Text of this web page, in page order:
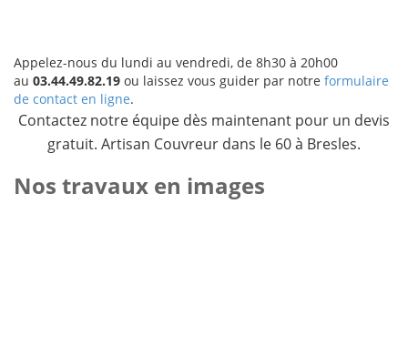
Appelez-nous du lundi au vendredi, de 8h30 à 20h00
au 03.44.49.82.19 ou laissez vous guider par notre formulaire
de contact en ligne.
Contactez notre équipe dès maintenant pour un devis
gratuit. Artisan Couvreur dans le 60 à Bresles.
Nos travaux en images